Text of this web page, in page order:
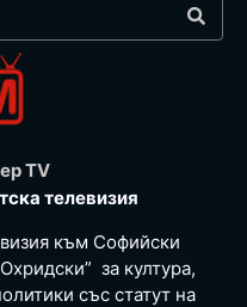
TV
телевизия
към Софийски
за култура,
със статут на